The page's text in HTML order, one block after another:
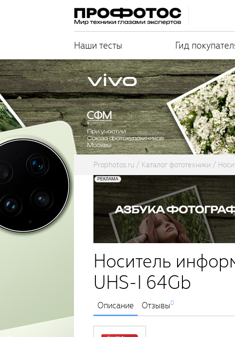
Наши тесты Гид
Prophotos.ru Каталог фототехники
Носитель
UHS-I 64Gb
Описание Отзывы0